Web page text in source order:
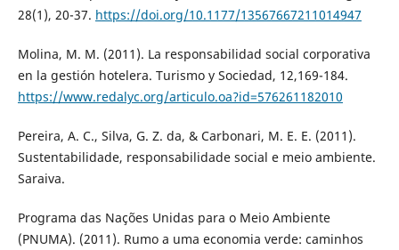
28(1), 20-37. https://doi.org/10.1177/13567667211014947
Molina, M. M. (2011). La responsabilidad social corporativa
en la gestión hotelera. Turismo y Sociedad, 12,169-184.
https://www.redalyc.org/articulo.oa?id=576261182010
Pereira, A. C., Silva, G. Z. da, & Carbonari, M. E. E. (2011).
Sustentabilidade, responsabilidade social e meio ambiente.
Saraiva.
Programa das Nações Unidas para o Meio Ambiente
(PNUMA). (2011). Rumo a uma economia verde: caminhos